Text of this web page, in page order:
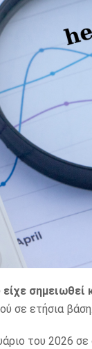
σημειωθεί
σε ετήσια βάση.
του 2026